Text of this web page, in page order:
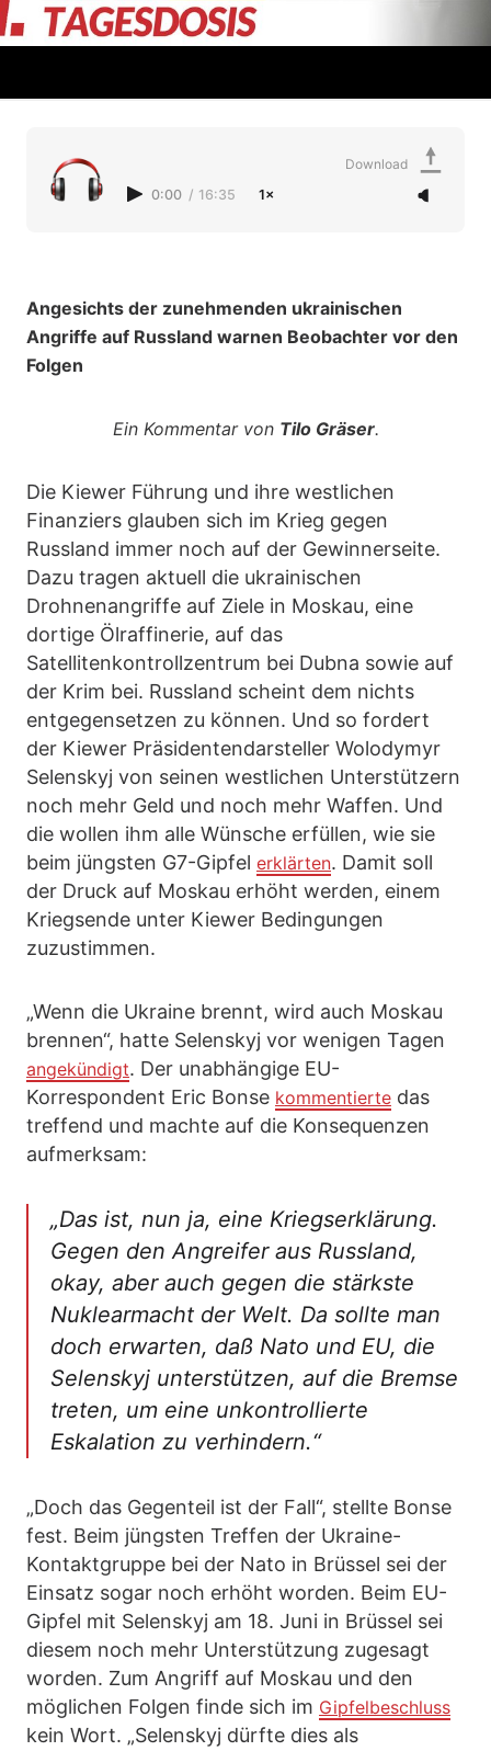
0:00 / 16:35 1×
Download
Angesichts der zunehmenden ukrainischen
Angriffe auf Russland warnen Beobachter vor den
Folgen
Ein Kommentar von Tilo Gräser.
Die Kiewer Führung und ihre westlichen
Finanziers glauben sich im Krieg gegen
Russland immer noch auf der Gewinnerseite.
Dazu tragen aktuell die ukrainischen
Drohnenangriffe auf Ziele in Moskau, eine
dortige Ölraffinerie, auf das
Satellitenkontrollzentrum bei Dubna sowie auf
der Krim bei. Russland scheint dem nichts
entgegensetzen zu können. Und so fordert
der Kiewer Präsidentendarsteller Wolodymyr
Selenskyj von seinen westlichen Unterstützern
noch mehr Geld und noch mehr Waffen. Und
die wollen ihm alle Wünsche erfüllen, wie sie
beim jüngsten G7-Gipfel erklärten. Damit soll
der Druck auf Moskau erhöht werden, einem
Kriegsende unter Kiewer Bedingungen
zuzustimmen.
„Wenn die Ukraine brennt, wird auch Moskau
brennen“, hatte Selenskyj vor wenigen Tagen
angekündigt. Der unabhängige EU-
Korrespondent Eric Bonse kommentierte das
treffend und machte auf die Konsequenzen
aufmerksam:
„Das ist, nun ja, eine Kriegserklärung.
Gegen den Angreifer aus Russland,
okay, aber auch gegen die stärkste
Nuklearmacht der Welt. Da sollte man
doch erwarten, daß Nato und EU, die
Selenskyj unterstützen, auf die Bremse
treten, um eine unkontrollierte
Eskalation zu verhindern.“
„Doch das Gegenteil ist der Fall“, stellte Bonse
fest. Beim jüngsten Treffen der Ukraine-
Kontaktgruppe bei der Nato in Brüssel sei der
Einsatz sogar noch erhöht worden. Beim EU-
Gipfel mit Selenskyj am 18. Juni in Brüssel sei
diesem noch mehr Unterstützung zugesagt
worden. Zum Angriff auf Moskau und den
möglichen Folgen finde sich im Gipfelbeschluss
kein Wort. „Selenskyj dürfte dies als